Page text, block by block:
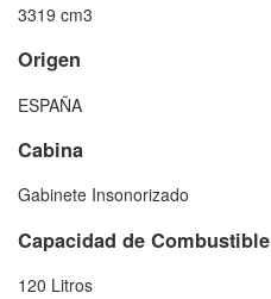
3319 cm3
Origen
ESPAÑA
Cabina
Gabinete Insonorizado
Capacidad de Combustible
120 Litros